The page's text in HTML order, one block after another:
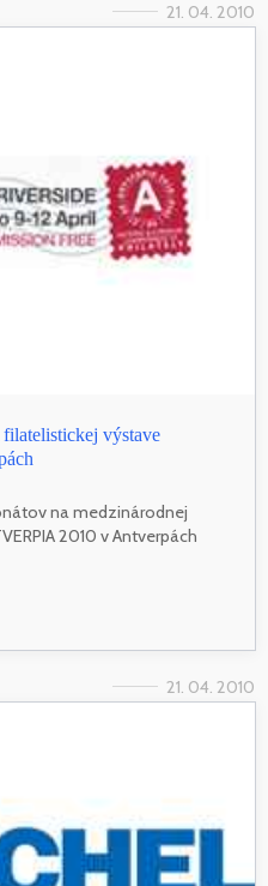
21. 04. 2010
výstave
na medzinárodnej
2010 v Antverpách
21. 04. 2010